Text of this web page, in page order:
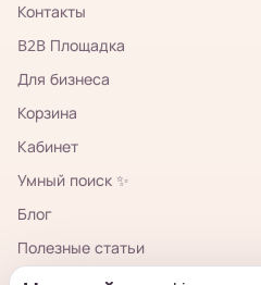
Контакты
B2B Площадка
Для бизнеса
Корзина
Кабинет
Умный поиск ✨
Блог
Полезные статьи